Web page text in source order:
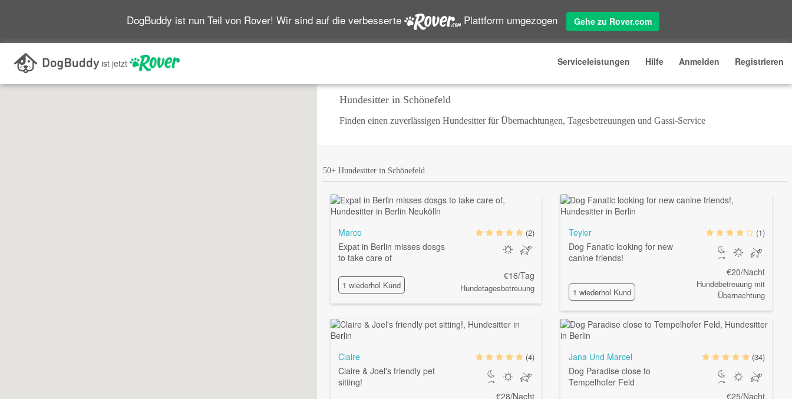
DogBuddy ist nun Teil von Rover! Wir sind auf die verbesserte Plattform umgezogen Gehe zu Rover.com
ist jetzt Serviceleistungen Hilfe Anmelden Registrieren
Im aktuellen Kartenabschnitt suchen
Hundesitter in Schönefeld
Finden einen zuverlässigen Hundesitter für Übernachtungen, Tagesbetreuungen und Gassi-Service
50+ Hundesitter in Schönefeld
Marco
Expat in Berlin misses dosgs
to take care of
1 wiederhol Kund
(2)
€16/Tag
Hundetagesbetreuung
Teyler
Dog Fanatic looking for new
canine friends!
1 wiederhol Kund
(1)
€20/Nacht
Hundebetreuung mit
Übernachtung
Claire
Claire & Joel's friendly pet
sitting!
(4)
€28/Nacht
Jana Und Marcel
Dog Paradise close to
Tempelhofer Feld
(34)
€25/Nacht